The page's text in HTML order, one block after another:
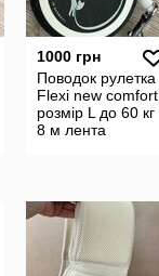
1000 грн
Поводок рулетка
Flexi new comfort
розмір L до 60 кг
8 м лента